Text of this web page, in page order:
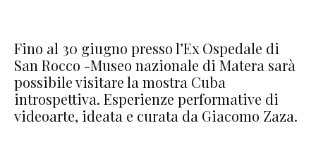
Fino al 30 giugno presso l’Ex Ospedale di
San Rocco -Museo nazionale di Matera sarà
possibile visitare la mostra Cuba
introspettiva. Esperienze performative di
videoarte, ideata e curata da Giacomo Zaza.